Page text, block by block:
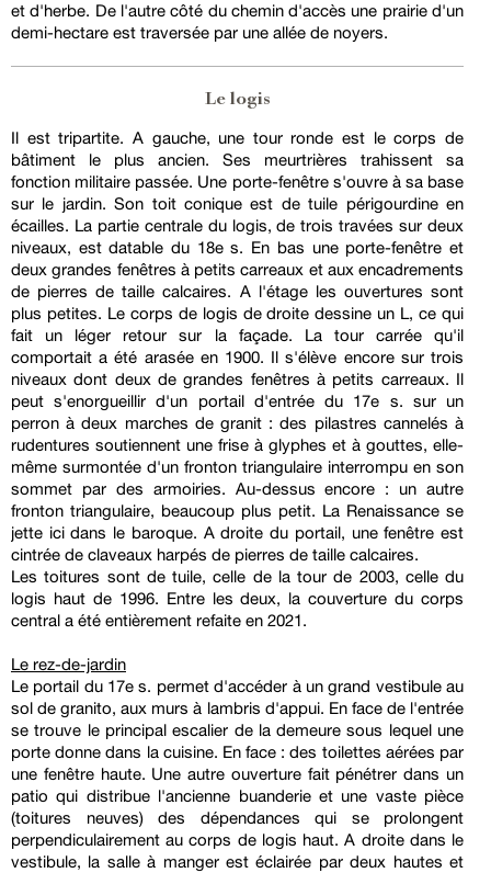
et d'herbe. De l'autre côté du chemin d'accès une prairie d'un
demi-hectare est traversée par une allée de noyers.
Le logis
Il est tripartite. A gauche, une tour ronde est le corps de
bâtiment le plus ancien. Ses meurtrières trahissent sa
fonction militaire passée. Une porte-fenêtre s'ouvre à sa base
sur le jardin. Son toit conique est de tuile périgourdine en
écailles. La partie centrale du logis, de trois travées sur deux
niveaux, est datable du 18e s. En bas une porte-fenêtre et
deux grandes fenêtres à petits carreaux et aux encadrements
de pierres de taille calcaires. A l'étage les ouvertures sont
plus petites. Le corps de logis de droite dessine un L, ce qui
fait un léger retour sur la façade. La tour carrée qu'il
comportait a été arasée en 1900. Il s'élève encore sur trois
niveaux dont deux de grandes fenêtres à petits carreaux. Il
peut s'enorgueillir d'un portail d'entrée du 17e s. sur un
perron à deux marches de granit : des pilastres cannelés à
rudentures soutiennent une frise à glyphes et à gouttes, elle-
même surmontée d'un fronton triangulaire interrompu en son
sommet par des armoiries. Au-dessus encore : un autre
fronton triangulaire, beaucoup plus petit. La Renaissance se
jette ici dans le baroque. A droite du portail, une fenêtre est
cintrée de claveaux harpés de pierres de taille calcaires.
Les toitures sont de tuile, celle de la tour de 2003, celle du
logis haut de 1996. Entre les deux, la couverture du corps
central a été entièrement refaite en 2021.
Le rez-de-jardin
Le portail du 17e s. permet d'accéder à un grand vestibule au
sol de granito, aux murs à lambris d'appui. En face de l'entrée
se trouve le principal escalier de la demeure sous lequel une
porte donne dans la cuisine. En face : des toilettes aérées par
une fenêtre haute. Une autre ouverture fait pénétrer dans un
patio qui distribue l'ancienne buanderie et une vaste pièce
(toitures neuves) des dépendances qui se prolongent
perpendiculairement au corps de logis haut. A droite dans le
vestibule, la salle à manger est éclairée par deux hautes et